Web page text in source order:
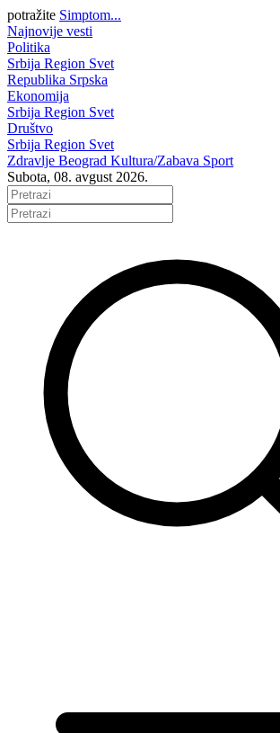
potražite Simptom...
Najnovije vesti
Politika
Srbija Region Svet
Republika Srpska
Ekonomija
Srbija Region Svet
Društvo
Srbija Region Svet
Zdravlje Beograd Kultura/Zabava Sport
Subota, 08. avgust 2026.